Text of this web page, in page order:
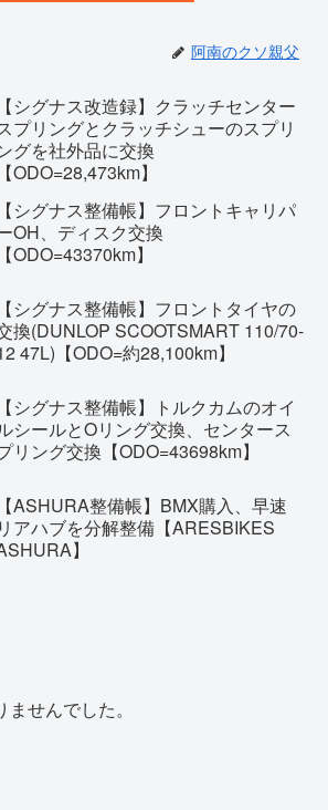
阿南のクソ親父
【シグナス改造録】クラッチセンター
プリングとクラッチシューのスプリ
グを社外品に交換
【ODO=28,473km】
【シグナス整備帳】フロントキャリパ
OH、ディスク交換
【ODO=43370km】
【シグナス整備帳】フロントタイヤの
換(DUNLOP SCOOTSMART 110/70-
47L)【ODO=約28,100km】
【シグナス整備帳】トルクカムのオイ
シールとOリング交換、センタース
リング交換【ODO=43698km】
【ASHURA整備帳】BMX購入、早速
リアハブを分解整備【ARESBIKES
】
せんでした。